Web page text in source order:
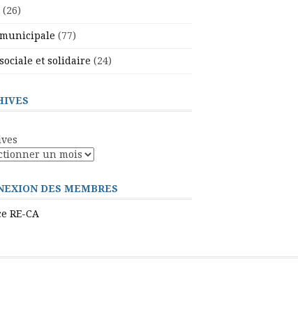
(26)
(77)
et solidaire (24)
DES MEMBRES
RE-CA